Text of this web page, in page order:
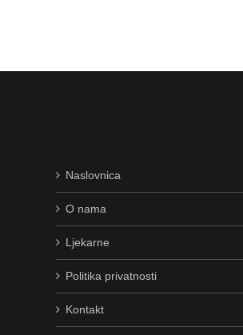
Naslovnica
O nama
Ljekarne
Politika privatnosti
Kontakt